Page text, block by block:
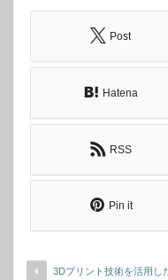
Post
Hatena
RSS
Pin it
3Dプリント技術を活用し